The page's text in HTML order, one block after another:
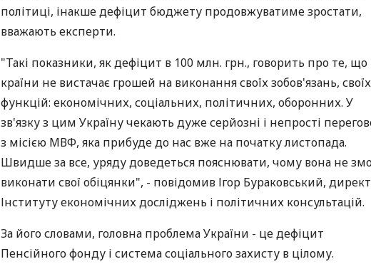
політиці, інакше дефіцит бюджету продовжуватиме зростати,
вважають експерти.
"Такі показники, як дефіцит в 100 млн. грн., говорить про те, що
країни не вистачає грошей на виконання своїх зобов'язань, своїх
функцій: економічних, соціальних, політичних, оборонних. У
зв'язку з цим Україну чекають дуже серйозні і непрості
з місією МВФ, яка прибуде до нас вже на початку листопада.
Швидше за все, уряду доведеться пояснювати, чому вона не
виконати свої обіцянки", - повідомив Ігор Бураковський,
Інституту економічних досліджень і політичних консультацій.
За його словами, головна проблема України - це дефіцит
Пенсійного фонду і система соціального захисту в цілому.